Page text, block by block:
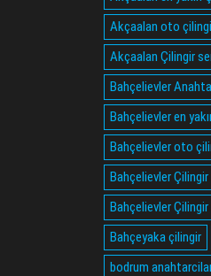
Akçaalan oto
Akçaalan Çilingir
Bahçelievler
Bahçelievler en
Bahçelievler oto
Bahçelievler Çilingir
Bahçelievler
Bahçeyaka çilingir
bodrum